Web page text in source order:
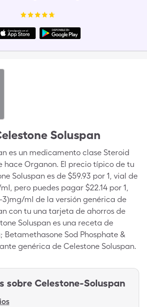
Soluspan
es un medicamento clase Steroid
hace Organon. El precio típico de tu
Soluspan es de $59.93 por 1, vial de
pero puedes pagar $22.14 por 1,
ml de la versión genérica de
con tu una tarjeta de ahorros de
Soluspan es una receta de
Sod Phosphate &
genérica de Celestone Soluspan.
sobre Celestone-Soluspan